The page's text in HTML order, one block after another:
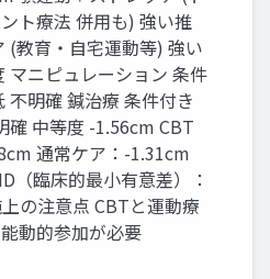
ト療法 併⽤も) 強い推
(教育‧⾃宅運動等) 強い
マニピュレーション 条件
不明確 鍼治療 条件付き
確 中等度 -1.56cm CBT
通常ケア：-1.31cm
（臨床的最⼩有意差）：
の注意点 CBTと運動療
動的参加が必要